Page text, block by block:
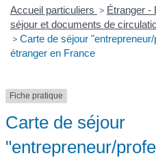
Accueil particuliers > Étranger -
séjour et documents de
> Carte de séjour
étranger en France
Fiche pratique
Carte de séjour
"entrepreneur/